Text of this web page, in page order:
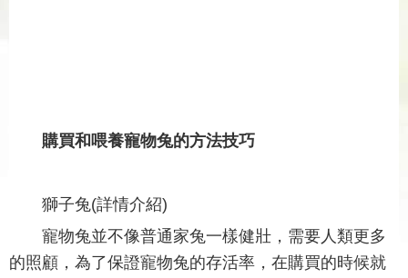
購買和喂養寵物兔的方法技巧
獅子兔(詳情介紹)
寵物兔並不像普通家兔一樣健壯，需要人類更多
的照顧，為了保證寵物兔的存活率，在購買的時候就